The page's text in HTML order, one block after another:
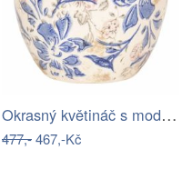
Okrasný květináč s modrými květy - Ø 18…
477,-467,-Kč